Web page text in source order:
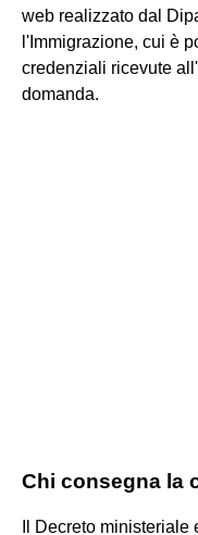
web realizzato dal
l'Immigrazione, cui è
credenziali ricevute
domanda.
Chi consegna la
Il Decreto